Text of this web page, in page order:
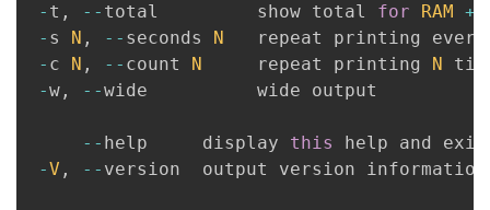
- t , -- total         show total for RAM +
- s N , -- seconds N
repeat printing
- c N , -- count N
     repeat printing
N
-w , --wide          wide output
-- help     display this
help and exit
-V , -- version  output version